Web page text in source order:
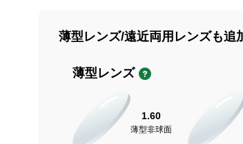
薄型レンズ/遠近両用レンズも追
薄型レンズ
1.60
薄型非球面